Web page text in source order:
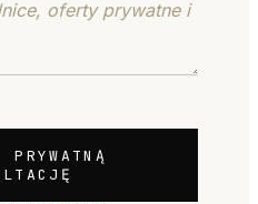
PRYWATNĄ